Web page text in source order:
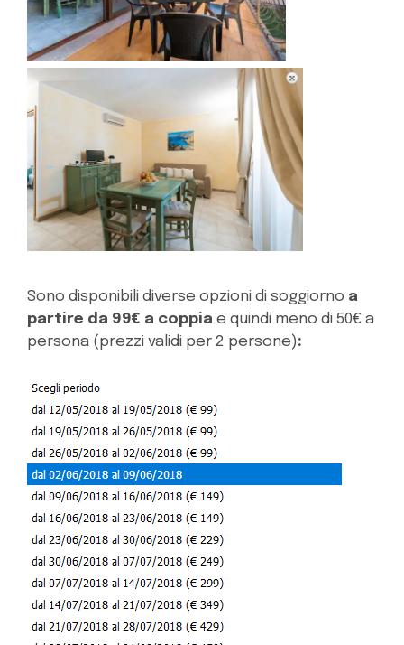
Sono disponibili diverse opzioni di soggiorno a
partire da 99€ a coppia e quindi meno di 50€ a
persona (prezzi validi per 2 persone):